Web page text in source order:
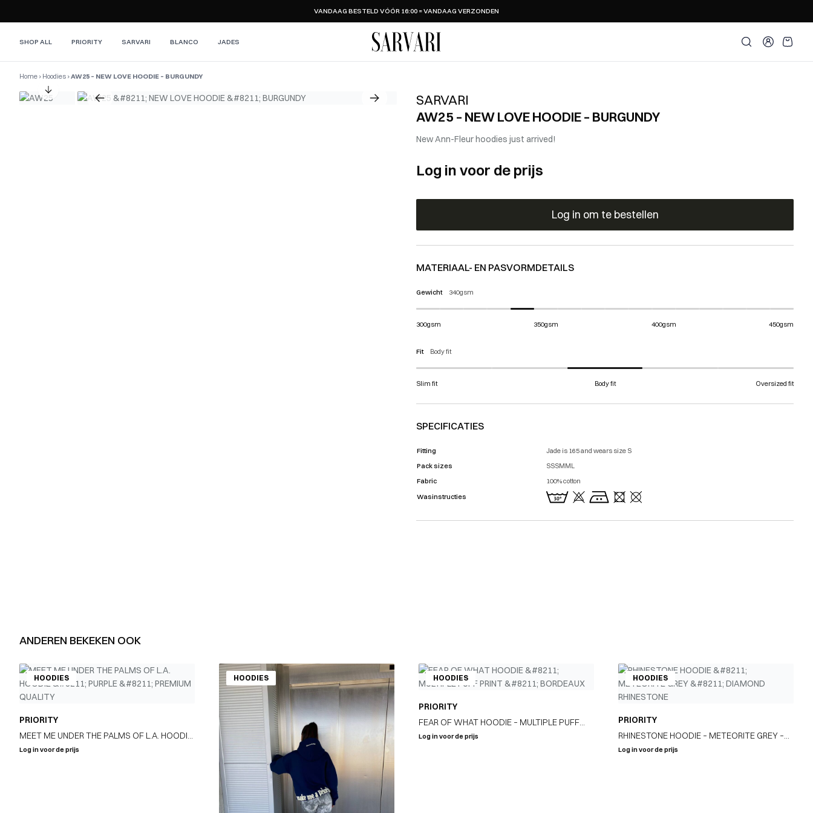
VANDAAG BESTELD VÓÓR 16:00 = VANDAAG VERZONDEN
SHOP ALL PRIORITY SARVARI BLANCO JADES SARVARI Zoeken openen
ACCOUNT
Home › Hoodies ›AW25 – NEW LOVE HOODIE – BURGUNDY
SARVARI
AW25 – NEW LOVE HOODIE – BURGUNDY
New Ann-Fleur hoodies just arrived!
Log in voor de prijs
Log in om te bestellen
MATERIAAL- EN PASVORMDETAILS
Gewicht 340gsm
300gsm 350gsm 400gsm 450gsm
Fit Body fit
Slim fit Body fit Oversized fit
SPECIFICATIES
Fitting
Jade is 165 and wears size S
Pack sizes
SSSMML
Fabric
100% cotton
Wasinstructies
ANDEREN BEKEKEN OOK
HOODIES
PRIORITY
MEET ME UNDER THE PALMS OF L.A. HOODIE
– PURPLE – PREMIUM QUALITY
Log in voor de prijs
HOODIES HOODIES
PRIORITY
FEAR OF WHAT HOODIE – MULTIPLE PUFF
PRINT – BORDEAUX
Log in voor de prijs
HOODIES
PRIORITY
RHINESTONE HOODIE – METEORITE GREY –
DIAMOND RHINESTONE
Log in voor de prijs